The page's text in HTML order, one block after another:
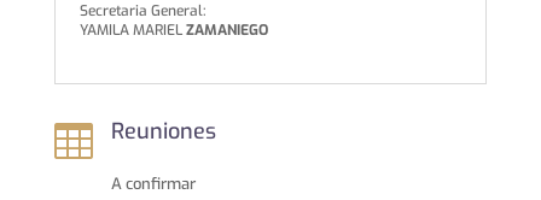
Secretaria General:
YAMILA MARIELZAMANIEGO
 Reuniones
A confirmar